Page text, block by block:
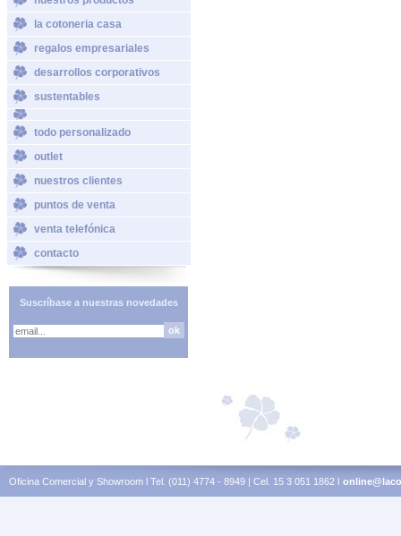
la cotoneria casa
regalos empresariales
desarrollos corporativos
sustentables
todo personalizado
outlet
nuestros clientes
puntos de venta
venta telefónica
contacto
Suscríbase a nuestras novedades
Oficina Comercial y Showroom l Tel. (011) 4774 - 8949 | Cel. 15 3 051 1862 l